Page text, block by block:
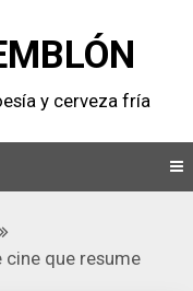
y cerveza frí­a
cine que resume